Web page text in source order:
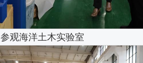
参观海洋土木实验室